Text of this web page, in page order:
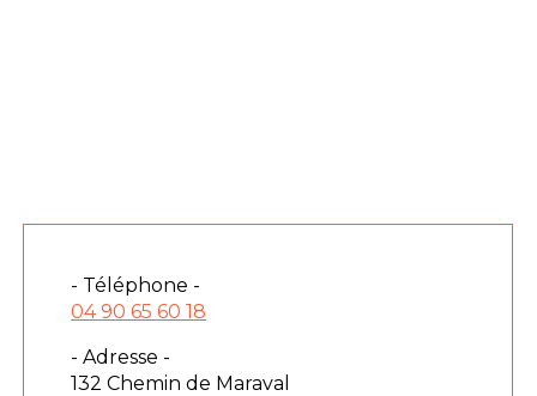
- Téléphone -
04 90 65 60 18
- Adresse -
132 Chemin de Maraval